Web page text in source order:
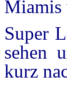
Miamis
Super
sehen
kurz